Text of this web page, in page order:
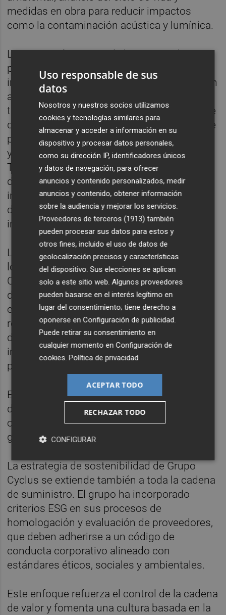
medidas en obra para reducir impactos
como la contaminación acústica y lumínica.
La innovación es otra de las principales
palancas del grupo. En el último año, ha
impulsado un programa piloto de innovación
aplicada a la sostenibilidad, aprovechando
tres palancas clave ya en marcha: un plan de
descarbonización, un acuerdo para el uso de
prefabricados sostenibles en sus proyectos
y la colaboración con la Dirección de Oficina
Técnica. Paralelamente, trabaja en sistemas
de análisis de datos ESG mediante
inteligencia artificial para optimizar la toma
de decisiones y reforzar la trazabilidad de
indicadores.
La eficiencia energética constituye otro de
los pilares de la estrategia ESG de Grupo
Cyclus. Actualmente, el 100% de las oficinas
de Itercon y Servitria funcionan con
electricidad procedente de fuentes
renovables certificadas mediante garantías
de origen, un modelo que se está
implantando progresivamente en los
proyectos de obra.
En economía circular, el grupo valoriza más
del 80% de los residuos generados en
oficinas y proyectos, impulsando una
gestión más eficiente.
La estrategia de sostenibilidad de Grupo
Cyclus se extiende también a toda la cadena
de suministro. El grupo ha incorporado
criterios ESG en sus procesos de
homologación y evaluación de proveedores,
que deben adherirse a un código de
conducta corporativo alineado con
estándares éticos, sociales y ambientales.
Este enfoque refuerza el control de la cadena
de valor y fomenta una cultura basada en la
Uso responsable de sus
datos
Nosotros y nuestros socios utilizamos
cookies y tecnologías similares para
almacenar y acceder a información en su
dispositivo y procesar datos personales,
como su dirección IP, identificadores únicos
y datos de navegación, para ofrecer
anuncios y contenido personalizados, medir
anuncios y contenido, obtener información
sobre la audiencia y mejorar los servicios.
Proveedores de terceros (1913) también
pueden procesar sus datos para estos y
otros fines, incluido el uso de datos de
geolocalización precisos y características
del dispositivo. Sus elecciones se aplican
solo a este sitio web. Algunos proveedores
pueden basarse en el interés legítimo en
lugar del consentimiento; tiene derecho a
oponerse enConfiguración de publicidad
Puede retirar su consentimiento en
cualquier momento enConfiguración de
cookies .Política de privacidad
ACEPTAR TODO
RECHAZAR TODO
CONFIGURAR